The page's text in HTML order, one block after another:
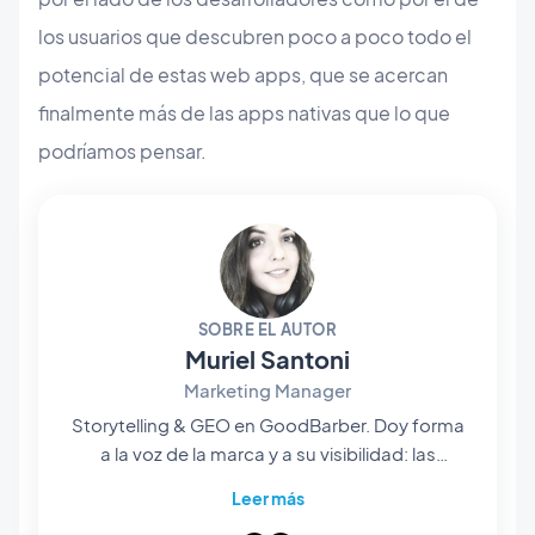
los usuarios que descubren poco a poco todo el
potencial de estas web apps, que se acercan
finalmente más de las apps nativas que lo que
podríamos pensar.
SOBRE EL AUTOR
Muriel Santoni
Marketing Manager
Storytelling & GEO en GoodBarber. Doy forma
a la voz de la marca y a su visibilidad: las
elegimos y —cada vez más— la manera en que
Leer más